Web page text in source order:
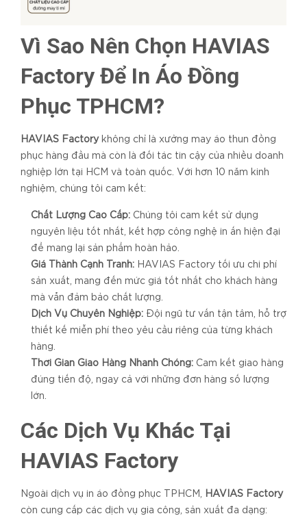
Vì Sao Nên Chọn HAVIAS
Factory Để In Áo Đồng
Phục TPHCM?
HAVIAS Factorykhông chỉ là xưởng may áo thun đồng
phục hàng đầu mà còn là đối tác tin cậy của nhiều doanh
nghiệp lớn tại HCM và toàn quốc. Với hơn 10 năm kinh
nghiệm, chúng tôi cam kết:
Chất Lượng Cao Cấp: Chúng tôi cam kết sử dụng
nguyên liệu tốt nhất, kết hợp công nghệ in ấn hiện đại
để mang lại sản phẩm hoàn hảo.
Giá Thành Cạnh Tranh: HAVIAS Factory tối ưu chi phí
sản xuất, mang đến mức giá tốt nhất cho khách hàng
mà vẫn đảm bảo chất lượng.
Dịch Vụ Chuyên Nghiệp: Đội ngũ tư vấn tận tâm, hỗ trợ
thiết kế miễn phí theo yêu cầu riêng của từng khách
hàng.
Thời Gian Giao Hàng Nhanh Chóng: Cam kết giao hàng
đúng tiến độ, ngay cả với những đơn hàng số lượng
lớn.
Các Dịch Vụ Khác Tại
HAVIAS Factory
Ngoài dịch vụ in áo đồng phục TPHCM,
HAVIAS Factory
còn cung cấp các dịch vụ gia công, sản xuất đa dạng: